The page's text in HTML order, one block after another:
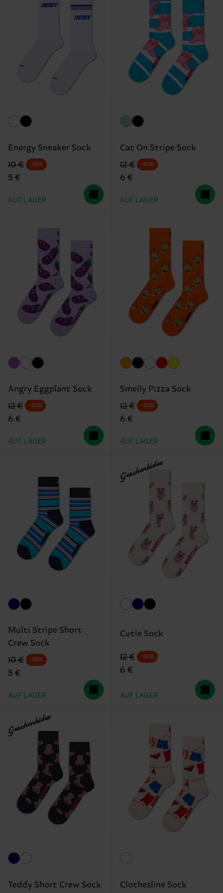
Energy Sneaker Sock
Originalpreis
10 €
Reduzierter Preis
5 €
-50%
AUF LAGER
Cat On Stripe Sock
Originalpreis
12 €
Reduzierter Preis
6 €
-50%
AUF LAGER
Angry Eggplant Sock
Originalpreis
12 €
Reduzierter Preis
6 €
-50%
AUF LAGER
Smelly Pizza Sock
Originalpreis
12 €
Reduzierter Preis
6 €
-50%
AUF LAGER
Multi Stripe Short
Crew Sock
Originalpreis
10 €
Reduzierter Preis
5 €
-50%
AUF LAGER
Geschenkidee
Cutie Sock
Originalpreis
12 €
Reduzierter Preis
6 €
-50%
AUF LAGER
Geschenkidee
Teddy Short Crew Sock
Clothesline Sock